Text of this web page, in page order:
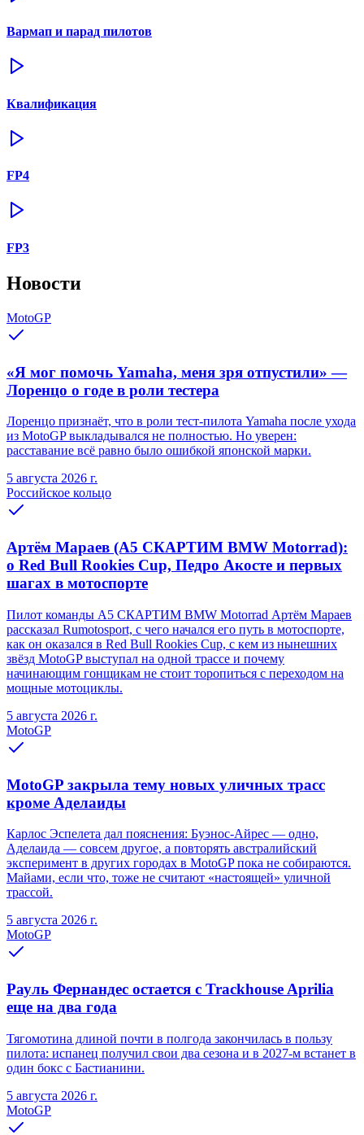
Вармап и парад пилотов
Квалификация
FP4
FP3
Новости
MotoGP
«Я мог помочь Yamaha, меня зря отпустили» —
Лоренцо о годе в роли тестера
Лоренцо признаёт, что в роли тест-пилота Yamaha после ухода
из MotoGP выкладывался не полностью. Но уверен:
расставание всё равно было ошибкой японской марки.
5 августа 2026 г.
Российское кольцо
Артём Мараев (A5 СКАРТИМ BMW Motorrad):
о Red Bull Rookies Cup, Педро Акосте и первых
шагах в мотоспорте
Пилот команды A5 СКАРТИМ BMW Motorrad Артём Мараев
рассказал Rumotosport, с чего начался его путь в мотоспорте,
как он оказался в Red Bull Rookies Cup, с кем из нынешних
звёзд MotoGP выступал на одной трассе и почему
начинающим гонщикам не стоит торопиться с переходом на
мощные мотоциклы.
5 августа 2026 г.
MotoGP
MotoGP закрыла тему новых уличных трасс
кроме Аделаиды
Карлос Эспелета дал пояснения: Буэнос-Айрес — одно,
Аделаида — совсем другое, а повторять австралийский
эксперимент в других городах в MotoGP пока не собираются.
Майами, если что, тоже не считают «настоящей» уличной
трассой.
5 августа 2026 г.
MotoGP
Рауль Фернандес остается с Trackhouse Aprilia
еще на два года
Тягомотина длиной почти в полгода закончилась в пользу
пилота: испанец получил свои два сезона и в 2027-м встанет в
один бокс с Бастианини.
5 августа 2026 г.
MotoGP